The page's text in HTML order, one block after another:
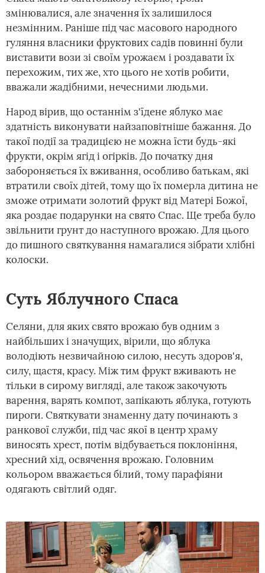
змінювалися, але значення їх залишилося
незмінним. Раніше під час масового народного
гуляння власники фруктових садів повинні були
виставити вози зі своїм урожаєм і роздавати їх
перехожим, тих же, хто цього не хотів робити,
вважали жадібними, нечесними людьми.
Народ вірив, що останнім з'їдене яблуко має
здатність виконувати найзаповітніше бажання. До
такої події за традицією не можна їсти будь-які
фрукти, окрім ягід і огірків. До початку дня
забороняється їх вживання, особливо батькам, які
втратили своїх дітей, тому що їх померла дитина не
зможе отримати золотий фрукт від Матері Божої,
яка роздає подарунки на свято Спас. Ще треба було
звільнити грунт до наступного врожаю. Для цього
до пишного святкування намагалися зібрати хлібні
колоски.
Суть Яблучного Спаса
Селяни, для яких свято врожаю був одним з
найбільших і значущих, вірили, що яблука
володіють незвичайною силою, несуть здоров'я,
силу, щастя, красу. Між тим фрукт вживають не
тільки в сирому вигляді, але також закочують
варення, варять компот, запікають яблука, готують
пироги. Святкувати знаменну дату починають з
ранкової служби, під час якої в центр храму
виносять хрест, потім відбувається поклоніння,
хресний хід, освячення врожаю. Головним
кольором вважається білий, тому парафіяни
одягають світлий одяг.